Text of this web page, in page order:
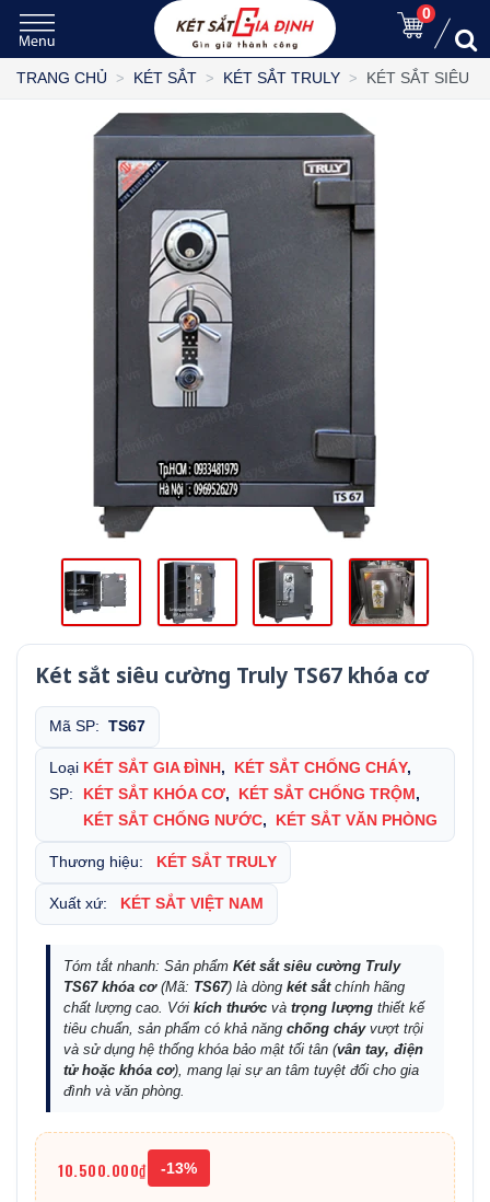
0
TRANG CHỦ KÉT SẮT KÉT SẮT TRULY KÉT SẮT SIÊU
Két sắt siêu cường Truly TS67 khóa cơ
Mã SP: TS67
Loại
SP:
KÉT SẮT GIA ĐÌNH , KÉT SẮT CHỐNG CHÁY,
KÉT SẮT KHÓA CƠ, KÉT SẮT CHỐNG TRỘM ,
KÉT SẮT CHỐNG NƯỚC, KÉT SẮT VĂN PHÒNG
Thương hiệu: KÉT SẮT TRULY
Xuất xứ: KÉT SẮT VIỆT NAM
Tóm tắt nhanh: Sản phẩm Két sắt siêu cường Truly
TS67 khóa cơ(Mã: TS67) là dòng két sắtchính hãng
chất lượng cao. Với kích thước và trọng lượng thiết kế
tiêu chuẩn, sản phẩm có khả năng chống cháyvượt trội
và sử dụng hệ thống khóa bảo mật tối tân (vân tay, điện
tử hoặc khóa cơ), mang lại sự an tâm tuyệt đối cho gia
đình và văn phòng.
10.500.000₫ -13%